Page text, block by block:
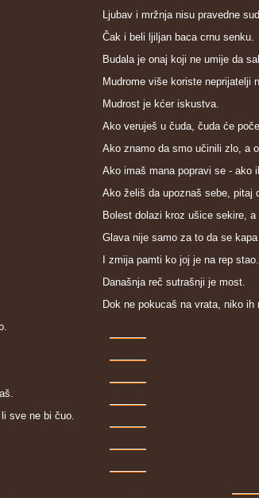
Ljubav i mržnja nisu pravedne
Čak i beli ljiljan baca crnu senku.
Budala je onaj koji ne umije da
Mudrome više koriste neprijatelji
Mudrost je kćer iskustva.
Ako veruješ u čuda, čuda će
Ako znamo da smo učinili zlo, a
Ako imaš mana popravi se - ako
Ako želiš da upoznaš sebe, pitaj
Bolest dolazi kroz ušice sekire,
Glava nije samo za to da se
I zmija pamti ko joj je na rep stao.
Današnja reč sutrašnji je most.
Dok ne pokucaš na vrata, niko ih
sve ne bi čuo.